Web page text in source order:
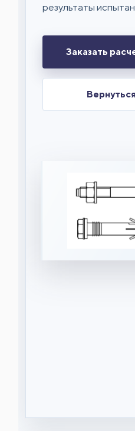
результаты
Заказать